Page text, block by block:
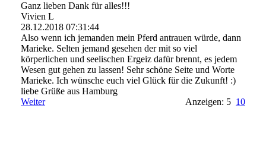
Ganz lieben Dank für alles!!!
Vivien L
28.12.2018 07:31:44
Also wenn ich jemanden mein Pferd antrauen würde, dann
Marieke. Selten jemand gesehen der mit so viel
körperlichen und seelischen Ergeiz dafür brennt, es jedem
Wesen gut gehen zu lassen! Sehr schöne Seite und Worte
Marieke. Ich wünsche euch viel Glück für die Zukunft! :)
liebe Grüße aus Hamburg
Weiter
Anzeigen: 5 10